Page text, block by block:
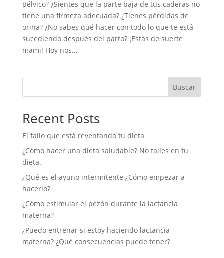
pélvico? ¿Sientes que la parte baja de tus caderas no
tiene una firmeza adecuada? ¿Tienes pérdidas de
orina? ¿No sabes qué hacer con todo lo que te está
sucediendo después del parto? ¡Estás de suerte
mami! Hoy nos...
Buscar
Recent Posts
El fallo que está reventando tu dieta
¿Cómo hacer una dieta saludable? No falles en tu
dieta.
¿Qué es el ayuno intermitente ¿Cómo empezar a
hacerlo?
¿Cómo estimular el pezón durante la lactancia
materna?
¿Puedo entrenar si estoy haciendo lactancia
materna? ¿Qué consecuencias puede tener?